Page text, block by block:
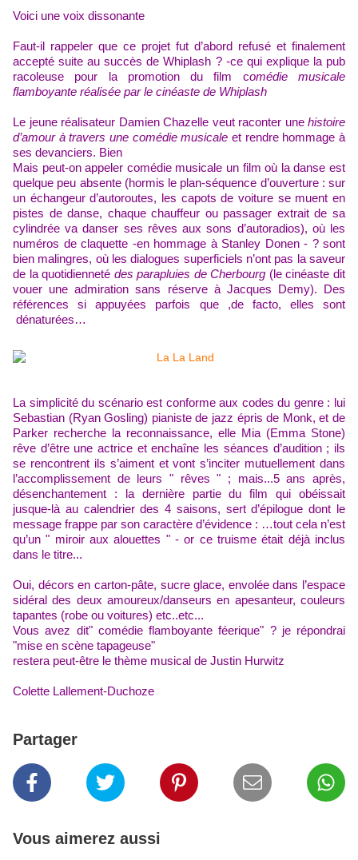
Voici une voix dissonante
Faut-il rappeler que ce projet fut d’abord refusé et finalement
accepté suite au succès de Whiplash ? -ce qui explique la pub
racoleuse pour la promotion du film comédie musicale
flamboyante réalisée par le cinéaste de Whiplash
Le jeune réalisateur Damien Chazelle veut raconter une histoire
d’amour à travers une comédie musicale et rendre hommage à
ses devanciers. Bien
Mais peut-on appeler comédie musicale un film où la danse est
quelque peu absente (hormis le plan-séquence d’ouverture : sur
un échangeur d’autoroutes, les capots de voiture se muent en
pistes de danse, chaque chauffeur ou passager extrait de sa
cylindrée va danser ses rêves aux sons d’autoradios), où les
numéros de claquette -en hommage à Stanley Donen - ? sont
bien malingres, où les dialogues superficiels n’ont pas la saveur
de la quotidienneté des parapluies de Cherbourg (le cinéaste dit
vouer une admiration sans réserve à Jacques Demy). Des
références si appuyées parfois que ,de facto, elles sont
dénaturées…
La simplicité du scénario est conforme aux codes du genre : lui
Sebastian (Ryan Gosling) pianistede jazz épris de Monk,et de
Parker recherche la reconnaissance, elle Mia (Emma Stone)
rêve d’être une actrice et enchaîne les séances d’audition ; ils
se rencontrent ils s’aiment et vont s’inciter mutuellement dans
l’accomplissement de leurs " rêves " ; mais...5 ans après,
désenchantement : la dernière partie du film qui obéissait
jusque-là au calendrier des 4 saisons, sert d’épiloguedont le
message frappe par son caractère d’évidence : …tout cela n’est
qu’un " miroir aux alouettes " -or cetruismeétait déjà inclus
dans le titre...
Oui, décors en carton-pâte, sucre glace, envolée dans l’espace
sidéraldes deux amoureux/danseursen apesanteur,couleurs
tapantes (robe ou voitures) etc..etc...
Vous avez dit" comédie flamboyante féerique" ? je répondrai
"mise en scène tapageuse"
restera peut-être le thème musical de Justin Hurwitz
Colette Lallement-Duchoze
Partager
Vous aimerez aussi